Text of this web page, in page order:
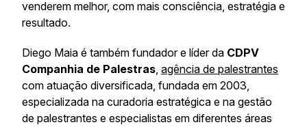
venderem melhor, com mais consciência, estratégia e
resultado.
Diego Maia é também fundador e líder da CDPV
Companhia de Palestras, agência de palestrantes
com atuação diversificada, fundada em 2003,
especializada na curadoria estratégica e na gestão
de palestrantes e especialistas em diferentes áreas